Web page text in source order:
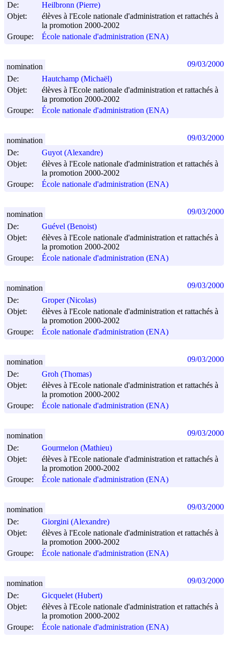
De:
Heilbronn (Pierre)
Objet:
élèves à l'Ecole nationale d'administration et rattachés à
la promotion 2000-2002
Groupe:
École nationale d'administration (ENA)
De:
Hautchamp (Michaël)
Objet:
élèves à l'Ecole nationale d'administration et rattachés à
la promotion 2000-2002
Groupe:
École nationale d'administration (ENA)
nomination 09/03/2000
De:
Guyot (Alexandre)
Objet:
élèves à l'Ecole nationale d'administration et rattachés à
la promotion 2000-2002
Groupe:
École nationale d'administration (ENA)
nomination 09/03/2000
De:
Guével (Benoist)
Objet:
élèves à l'Ecole nationale d'administration et rattachés à
la promotion 2000-2002
Groupe:
École nationale d'administration (ENA)
nomination 09/03/2000
De:
Groper (Nicolas)
Objet:
élèves à l'Ecole nationale d'administration et rattachés à
la promotion 2000-2002
Groupe:
École nationale d'administration (ENA)
nomination 09/03/2000
De:
Groh (Thomas)
Objet:
élèves à l'Ecole nationale d'administration et rattachés à
la promotion 2000-2002
Groupe:
École nationale d'administration (ENA)
nomination 09/03/2000
De:
Gourmelon (Mathieu)
Objet:
élèves à l'Ecole nationale d'administration et rattachés à
la promotion 2000-2002
Groupe:
École nationale d'administration (ENA)
nomination 09/03/2000
De:
Giorgini (Alexandre)
Objet:
élèves à l'Ecole nationale d'administration et rattachés à
la promotion 2000-2002
Groupe:
École nationale d'administration (ENA)
nomination 09/03/2000
De:
Gicquelet (Hubert)
Objet:
élèves à l'Ecole nationale d'administration et rattachés à
la promotion 2000-2002
Groupe:
École nationale d'administration (ENA)
nomination 09/03/2000